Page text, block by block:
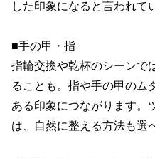
した印象になると言われて
■手の甲・指
指輪交換や乾杯のシーンで
ることも。指や手の甲のム
ある印象につながります。
は、自然に整える方法も選